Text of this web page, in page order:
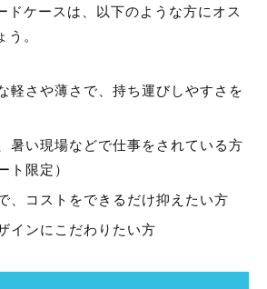
ドケースは、以下のような方にオス
。
軽さや薄さで、持ち運びしやすさを
暑い現場などで仕事をされている方
ト限定）
、コストをできるだけ抑えたい方
インにこだわりたい方